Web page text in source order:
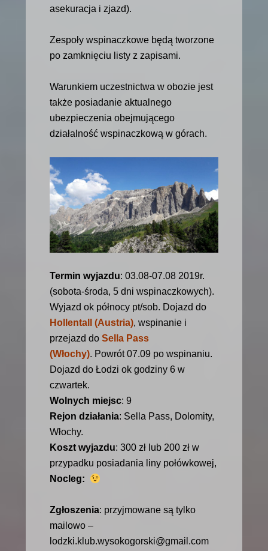
asekuracja i zjazd).
Zespoły wspinaczkowe będą tworzone
po zamknięciu listy z zapisami.
Warunkiem uczestnictwa w obozie jest
także posiadanie aktualnego
ubezpieczenia obejmującego
działalność wspinaczkową w górach.
Termin wyjazdu: 03.08-07.08 2019r.
(sobota-środa, 5 dni wspinaczkowych).
Wyjazd ok północy pt/sob. Dojazd do
Hollentall (Austria), wspinanie i
przejazd do Sella Pass
(Włochy). Powrót 07.09 po wspinaniu.
Dojazd do Łodzi ok godziny 6 w
czwartek.
Wolnych miejsc: 9
Rejon działania: Sella Pass, Dolomity,
Włochy.
Koszt wyjazdu: 300 zł lub 200 zł w
przypadku posiadania liny połówkowej,
Nocleg:
Zgłoszenia: przyjmowane są tylko
mailowo –
lodzki.klub.wysokogorski@gmail.com